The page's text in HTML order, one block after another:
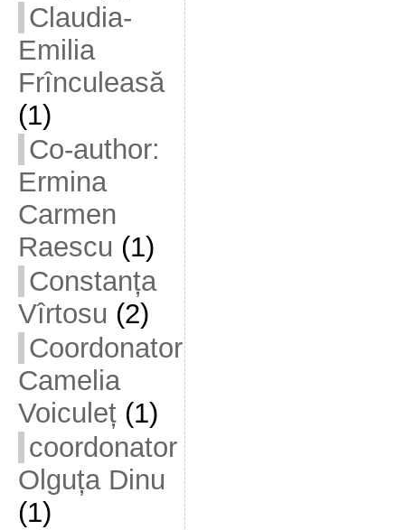
Claudia-
Emilia
Frînculeasă
(1)
Co-author:
Ermina
Carmen
Raescu (1)
Constanța
Vîrtosu (2)
Coordonator
Camelia
Voiculeț(1)
coordonator
Olguța Dinu
(1)